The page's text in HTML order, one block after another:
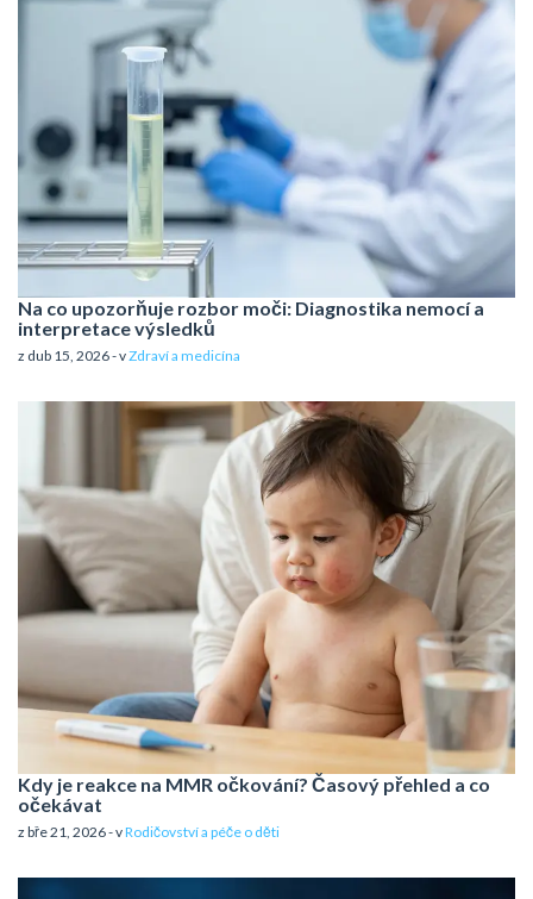
Na co upozorňuje rozbor moči: Diagnostika nemocí a
interpretace výsledků
z dub 15, 2026 - vZdraví a medicína
Kdy je reakce na MMR očkování? Časový přehled a co
očekávat
z bře 21, 2026 - vRodičovství a péče o děti